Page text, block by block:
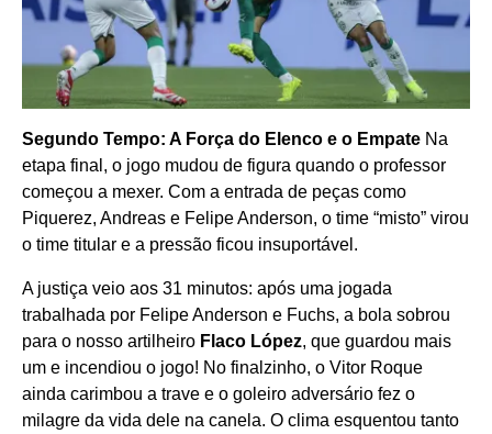
Segundo Tempo: A Força do Elenco e o Empate Na
etapa final, o jogo mudou de figura quando o professor
começou a mexer. Com a entrada de peças como
Piquerez, Andreas e Felipe Anderson, o time “misto” virou
o time titular e a pressão ficou insuportável.
A justiça veio aos 31 minutos: após uma jogada
trabalhada por Felipe Anderson e Fuchs, a bola sobrou
para o nosso artilheiro Flaco López, que guardou mais
um e incendiou o jogo! No finalzinho, o Vitor Roque
ainda carimbou a trave e o goleiro adversário fez o
milagre da vida dele na canela. O clima esquentou tanto